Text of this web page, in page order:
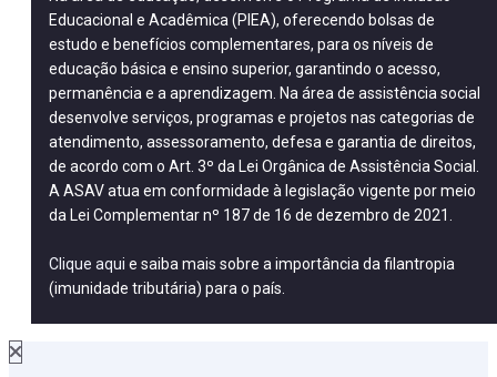
Educacional e Acadêmica (PIEA), oferecendo bolsas de
estudo e benefícios complementares, para os níveis de
educação básica e ensino superior, garantindo o acesso,
permanência e a aprendizagem. Na área de assistência social
desenvolve serviços, programas e projetos nas categorias de
atendimento, assessoramento, defesa e garantia de direitos,
de acordo com o Art. 3º da Lei Orgânica de Assistência Social.
A ASAV atua em conformidade à legislação vigente por meio
da Lei Complementar nº 187 de 16 de dezembro de 2021.
Clique aqui e saiba mais sobre a importância da filantropia
(imunidade tributária) para o país.